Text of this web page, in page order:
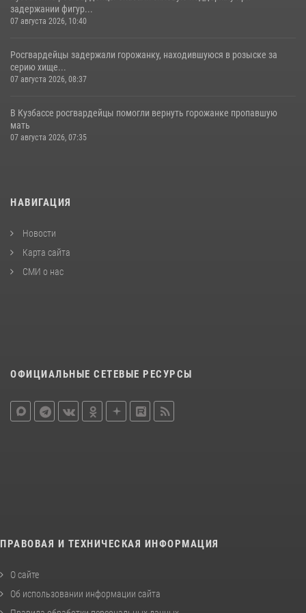
задержании фигур...
07 августа 2026, 10:40
Росгвардейцы задержали горожанку, находившуюся в розыске за
серию хище...
07 августа 2026, 08:37
В Кузбассе росгвардейцы помогли вернуть горожанке пропавшую
мать
07 августа 2026, 07:35
НАВИГАЦИЯ
Новости
Карта сайта
СМИ о нас
ОФИЦИАЛЬНЫЕ СЕТЕВЫЕ РЕСУРСЫ
ПРАВОВАЯ И ТЕХНИЧЕСКАЯ ИНФОРМАЦИЯ
О сайте
Об использовании информации сайта